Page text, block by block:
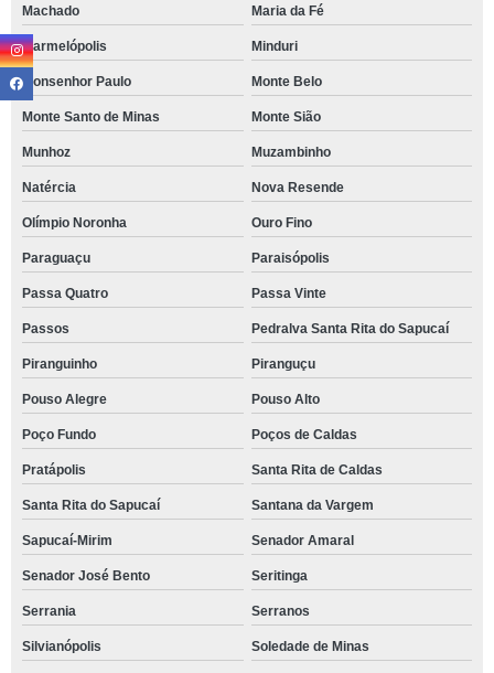
Machado Maria da Fé
Marmelópolis Minduri
Monsenhor Paulo Monte Belo
Monte Santo de Minas Monte Sião
Munhoz Muzambinho
Natércia Nova Resende
Olímpio Noronha Ouro Fino
Paraguaçu Paraisópolis
Passa Quatro Passa Vinte
Passos Pedralva Santa Rita do Sapucaí
Piranguinho Piranguçu
Pouso Alegre Pouso Alto
Poço Fundo Poços de Caldas
Pratápolis Santa Rita de Caldas
Santa Rita do Sapucaí Santana da Vargem
Sapucaí-Mirim Senador Amaral
Senador José Bento Seritinga
Serrania Serranos
Silvianópolis Soledade de Minas